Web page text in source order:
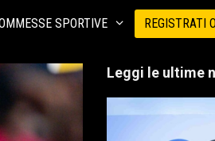
SPORTIVE REGISTRATI
Leggi le ultime